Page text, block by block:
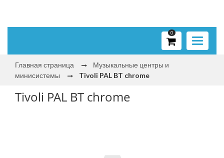
Toggle
0
Главная страница
Музыкальные центры и
минисистемы
Tivoli PAL BT chrome
Tivoli PAL BT chrome